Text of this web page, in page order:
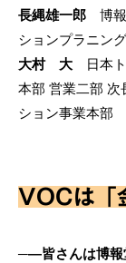
長縄雄一郎 博
ションプラニン
大村 大 日本ト
本部 営業二部
ション事業本部
VOCは「
─―皆さんは博報